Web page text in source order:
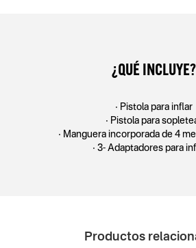
¿QUÉ INCLUYE?
• Pistola para inﬂar
• Pistola para
• Manguera incorporada de 4
• 3- Adaptadores para
Productos